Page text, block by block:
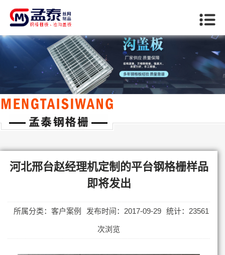
当前位置：首页>>客户案例
河北邢台赵经理机定制的平台钢格栅样品
即将发出
所属分类：客户案例 发布时间：2017-09-29 统计：23561
次浏览